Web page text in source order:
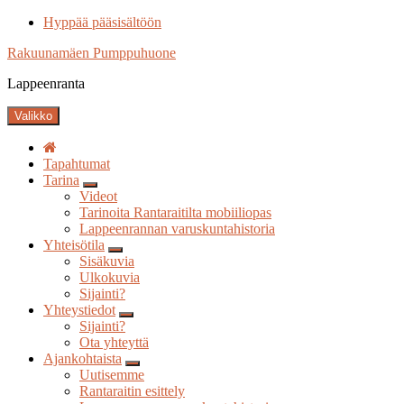
Hyppää pääsisältöön
Rakuunamäen Pumppuhuone
Lappeenranta
Valikko
Tapahtumat
Tarina
Alavalikko
Videot
Tarinoita Rantaraitilta mobiiliopas
Lappeenrannan varuskuntahistoria
Yhteisötila
Alavalikko
Sisäkuvia
Ulkokuvia
Sijainti?
Yhteystiedot
Alavalikko
Sijainti?
Ota yhteyttä
Ajankohtaista
Alavalikko
Uutisemme
Rantaraitin esittely